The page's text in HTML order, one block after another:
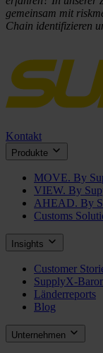
gemeinsam mit
Chain identifizieren
Kontakt
Produkte
MOVE. By
VIEW. By
AHEAD. By
Customs
Insights
Customer
SupplyX-
Länderreports
Blog
Unternehmen